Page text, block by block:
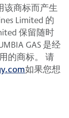
该商标而产生
Limited 的
保留随时
GAS 是经
的商标。 请
如果您想